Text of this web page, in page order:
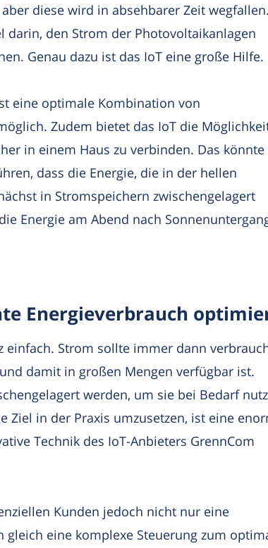
diese wird in absehbarer Zeit wegfallen.
darin, den Strom der Photovoltaikanlagen
Genau dazu ist das IoT eine große Hilfe.
eine optimale Kombination von
Zudem bietet das IoT die
in einem Haus zu verbinden. Das könnte
dass die Energie, die in der hellen
in Stromspeichern zwischengelagert
Energie am Abend nach
Energieverbrauch
einfach. Strom sollte immer dann
damit in großen Mengen verfügbar ist.
werden, um sie bei Bedarf
Ziel in der Praxis umzusetzen, ist eine
Technik des IoT-Anbieters GrennCom
Kunden jedoch nicht nur eine
gleich eine komplexe Steuerung zum